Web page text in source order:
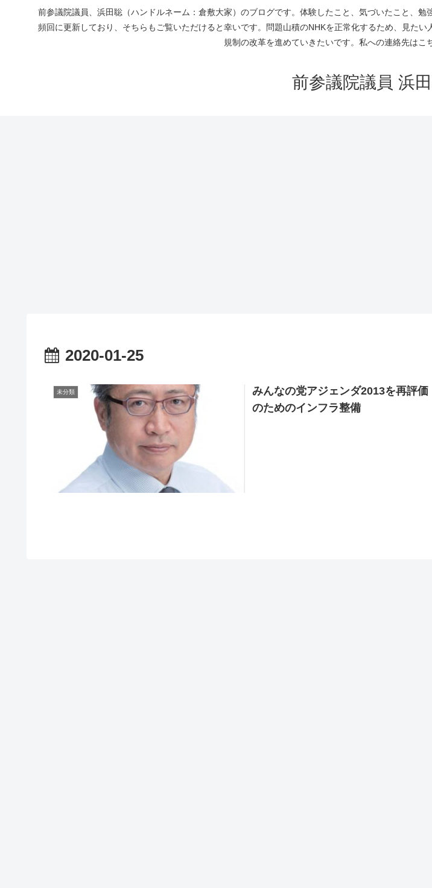
前参議院議員、浜田聡（ハンドルネーム：倉敷大家）のブログです。体験したこと、気づいたこと、
頻回に更新しており、そちらもご覧いただけると幸いです。問題山積のNHKを正常化するため、見た
規制の改革を進めていきたいです。私への連絡先
前参議院議員 浜
2020-01-25
未分類
みんなの党アジェンダ2013を再
のためのインフラ整備